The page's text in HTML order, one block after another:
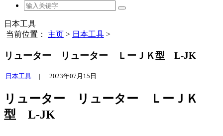
日本工具
当前位置： 主页 > 日本工具 >
リューター リューター ＬーＪＫ型 L-JK
日本工具 | 2023年07月15日
リューター リューター ＬーＪＫ
型 L-JK